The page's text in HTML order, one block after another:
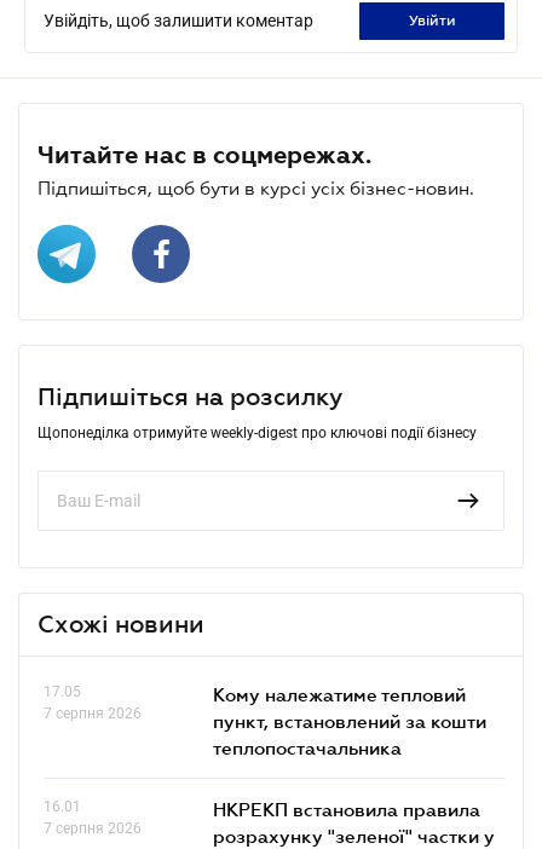
Увійдіть, щоб залишити коментар увійти
Читайте нас в соцмережах.
Підпишіться, щоб бути в курсі усіх бізнес-новин.
Підпишіться на розсилку
Щопонеділка отримуйте weekly-digest про ключові події бізнесу
Схожі новини
17.05
7 серпня 2026
Кому належатиме тепловий
пункт, встановлений за кошти
теплопостачальника
16.01
7 серпня 2026
НКРЕКП встановила правила
розрахунку "зеленої" частки у